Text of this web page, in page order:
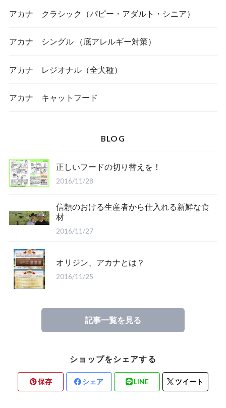
アカナ クラシック（パピー・アダルト・シニア）
アカナ シングル （底アレルギー対策）
アカナ レジオナル（全犬種）
アカナ キャットフード
BLOG
正しいフードの切り替えを！
2016/11/28
信頼のおける生産者から仕入れる新鮮な食
材
2016/11/27
オリジン、アカナとは？
2016/11/25
記事一覧を見る
ショップをシェアする
保存 シェア LINE ツイート